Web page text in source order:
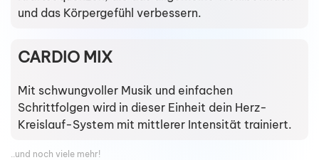
und das Körpergefühl verbessern.
CARDIO MIX
Mit schwungvoller Musik und einfachen
Schrittfolgen wird in dieser Einheit dein Herz-
Kreislauf-System mit mittlerer Intensität trainiert.
..und noch viele mehr!